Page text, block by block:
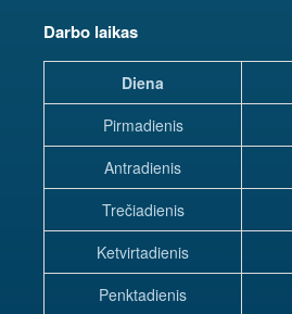
Darbo laikas
Diena
Pirmadienis
Antradienis
Trečiadienis
Ketvirtadienis
Penktadienis